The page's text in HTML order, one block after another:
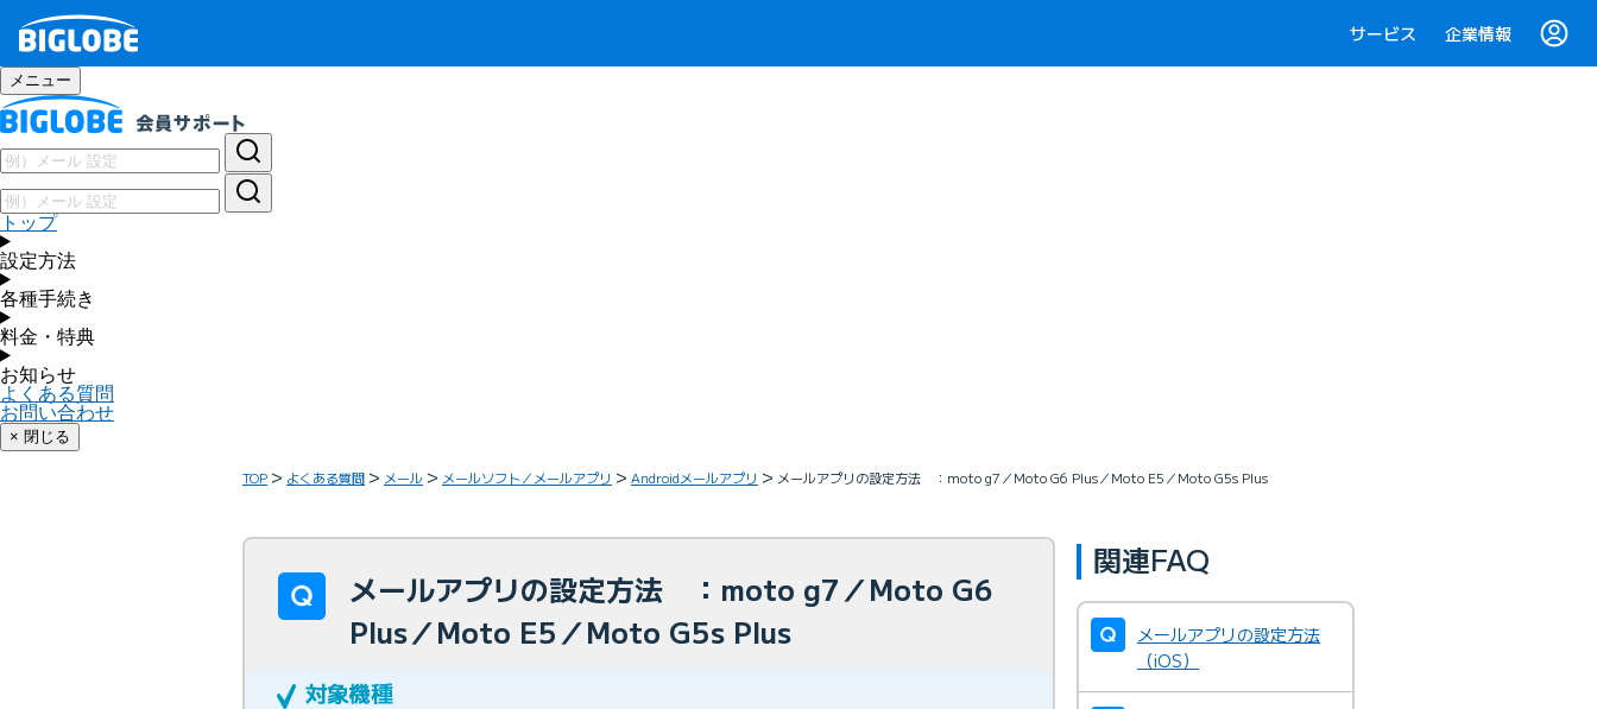
サービス 企業情報
メニュー
トップ
設定方法
各種手続き
料金・特典
お知らせ
よくある質問
お問い合わせ
× 閉じる
TOP よくある質問 メール メールソフト／メールアプリ Androidメールアプリ メールアプリの設定方法 ：moto g7／Moto G6 Plus／Moto E5／Moto G5s Plus
メールアプリの設定方法 ：moto g7／Moto G6
Plus／Moto E5／Moto G5s Plus
関連FAQ
メールアプリの設定方法
（iOS）